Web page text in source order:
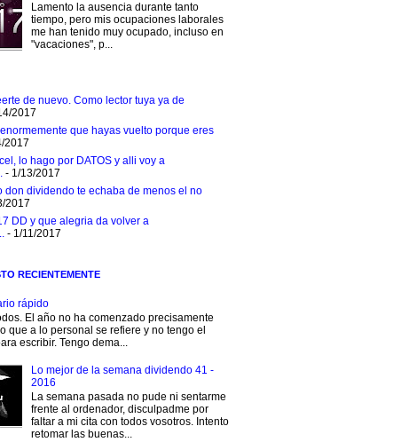
Lamento la ausencia durante tanto
tiempo, pero mis ocupaciones laborales
me han tenido muy ocupado, incluso en
"vacaciones", p...
de nuevo. Como lector tuya ya de
2017
que hayas vuelto porque eres
2017
lo hago por DATOS y alli voy a
- 1/13/2017
don dividendo te echaba de menos el no
2017
DD y que alegria da volver a
- 1/11/2017
RECIENTEMENTE
rápido
El año no ha comenzado precisamente
que a lo personal se refiere y no tengo el
escribir. Tengo dema...
Lo mejor de la semana dividendo 41 -
2016
La semana pasada no pude ni sentarme
frente al ordenador, disculpadme por
faltar a mi cita con todos vosotros. Intento
retomar las buenas...